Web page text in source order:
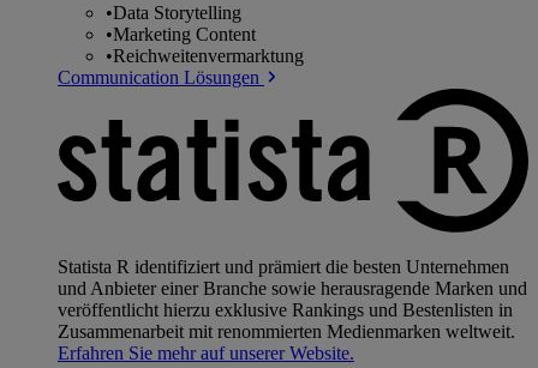
•Data Storytelling
•Marketing Content
•Reichweitenvermarktung
Communication Lösungen
Statista R identifiziert und prämiert die besten Unternehmen
und Anbieter einer Branche sowie herausragende Marken und
veröffentlicht hierzu exklusive Rankings und Bestenlisten in
Zusammenarbeit mit renommierten Medienmarken weltweit.
Erfahren Sie mehr auf unserer Website.